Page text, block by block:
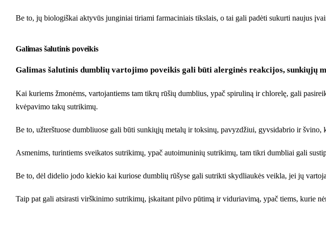
Be to, jų biologiškai aktyvūs junginiai tiriami farmaciniais tikslais, o tai gali padėti sukurti naujus
Galimas šalutinis poveikis
Galimas šalutinis dumblių vartojimo poveikis gali būti alerginės reakcijos,
Kai kuriems žmonėms, vartojantiems tam tikrų rūšių dumblius, ypač spiruliną ir chlorelę, gali
kvėpavimo takų sutrikimų.
Be to, užterštuose dumbliuose gali būti sunkiųjų metalų ir toksinų, pavyzdžiui, gyvsidabrio ir
Asmenims, turintiems sveikatos sutrikimų, ypač autoimuninių sutrikimų, tam tikri dumbliai gali
Be to, dėl didelio jodo kiekio kai kuriose dumblių rūšyse gali sutrikti skydliaukės veikla, jei jų
Taip pat gali atsirasti virškinimo sutrikimų, įskaitant pilvo pūtimą ir viduriavimą, ypač tiems, kurie